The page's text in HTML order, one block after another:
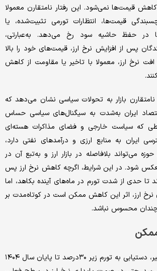
قیمت‌ها نمی‌شود. این رفتار نامتقارن معمولا
قیمت‌ها، انتظارات تورمی تثبیت‌شده، یا
در حفظ حاشیه سود رخ می‌دهد. به‌عبارتی،
پس از افزایش نرخ ارز، قیمت‌های خود را بالا
افت نرخ ارز، معمولا با تاخیر یا مقاومت از کاهش
بازار به تحولات سیاسی نشان می‌دهد که
ایران به‌شدت به سیگنال‌های سیاسی حساس
که سیاست خارجی و فضای مذاکرات هسته‌ای
ایران به منابع ارزی و درآمدهای نفتی دارد،
می‌تواند بلافاصله در بازار ارز و به‌تبع آن در
شود. در این شرایط، اگرچه کاهش نرخ ارز پس
تا حدی از شدت تورم در ماه‌های آینده بکاهد، اما
نرخ ارز، اثر این کاهش ممکن است در کوتاه‌مدت بر
محسوس نباشد.
با توجه به تحولات اخیر، دستیابی به تورم زیر ۳۰درصد تا پایان سال ۱۴۰۴